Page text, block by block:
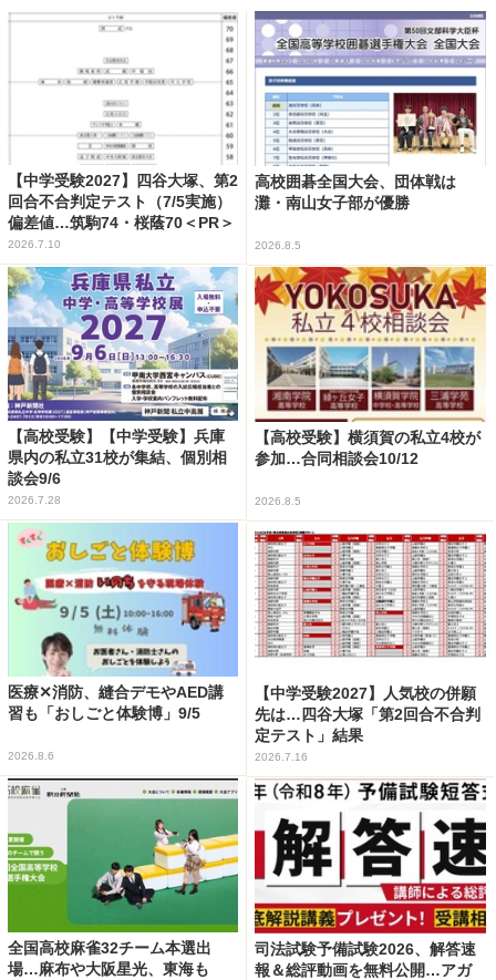
【中学受験2027】四谷大塚、第2
回合不合判定テスト（7/5実施）
偏差値…筑駒74・桜蔭70＜PR＞
2026.7.10
高校囲碁全国大会、団体戦は
灘・南山女子部が優勝
2026.8.5
【高校受験】【中学受験】兵庫
県内の私立31校が集結、個別相
談会9/6
2026.7.28
【高校受験】横須賀の私立4校が
参加…合同相談会10/12
2026.8.5
医療✕消防、縫合デモやAED講
習も「おしごと体験博」9/5
2026.8.6
【中学受験2027】人気校の併願
先は…四谷大塚「第2回合不合判
定テスト」結果
2026.7.16
全国高校麻雀32チーム本選出
場…麻布や大阪星光、東海も
司法試験予備試験2026、解答速
報＆総評動画を無料公開…アガ